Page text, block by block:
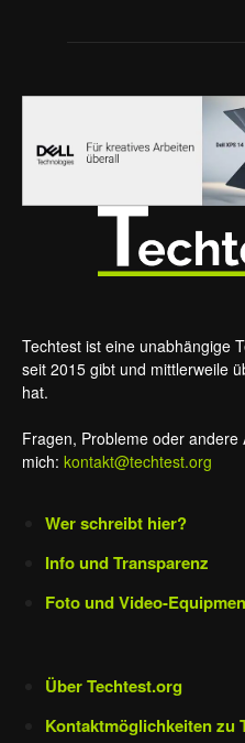
Techtest ist eine unabhängige
seit 2015 gibt und mittlerweile
hat.
Fragen, Probleme oder
mich: kontakt@techtest.org
Wer schreibt hier?
Info und Transparenz
Foto und Video-
Über Techtest.org
Kontaktmöglichkeiten zu